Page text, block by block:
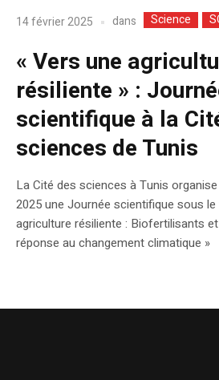
14 février 2025 dans Science
« Vers une
résiliente » :
scientifique à la
sciences de Tunis
La Cité des sciences à Tunis
2025 une Journée scientifique sous
agriculture résiliente : Biofertilisants
réponse au changement climatique »